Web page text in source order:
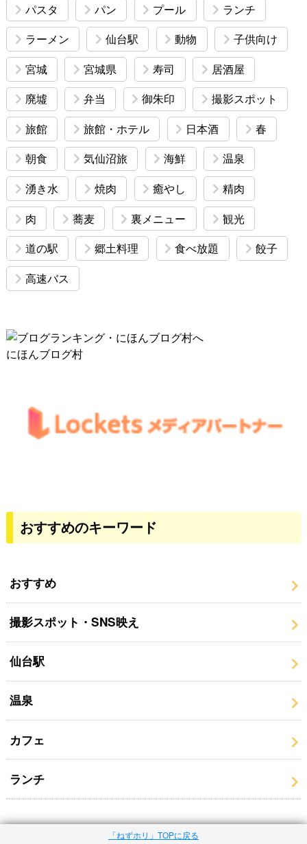
パスタ
パン プール
ランチ
ラーメン
仙台駅 動物
子供向け
宮城
宮城県 寿司
居酒屋
廃墟
弁当 御朱印
撮影スポット
旅館
旅館・ホテル 日本酒
春
朝食
気仙沼旅 海鮮
温泉
湧き水
焼肉 癒やし
精肉
肉
蕎麦 裏メニュー
観光
道の駅
郷土料理 食べ放題
餃子
高速バス
にほんブログ村
おすすめのキーワード
おすすめ
撮影スポット・SNS映え
仙台駅
温泉
カフェ
ランチ
「ねずホリ」TOPに戻る